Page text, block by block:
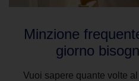
Minzione
giorno
Vuoi sapere quante volte